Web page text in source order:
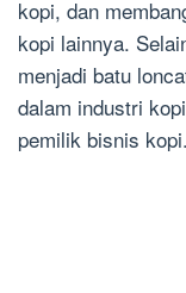
kopi, dan
kopi lainnya.
menjadi batu
dalam industri
pemilik bisnis kopi.